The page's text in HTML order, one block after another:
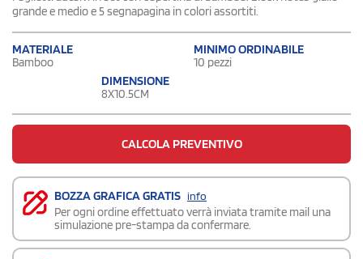
grande e medio e 5 segnapagina in colori assortiti.
MATERIALE
Bamboo
MINIMO ORDINABILE
10 pezzi
DIMENSIONE
8X10.5CM
CALCOLA PREVENTIVO
BOZZA GRAFICA GRATIS info
Per ogni ordine effettuato verrà inviata tramite mail una
simulazione pre-stampa da confermare.